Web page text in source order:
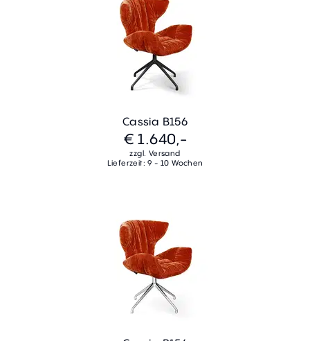
Cassia B156
€ 1.640,-
zzgl. Versand
Lieferzeit: 9 - 10 Wochen